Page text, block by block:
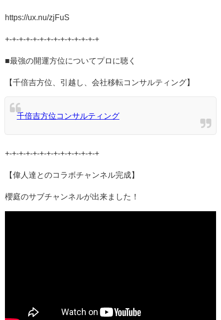
https://ux.nu/zjFuS
+-+-+-+-+-+-+-+-+-+-+-+-+-+
■最強の開運方位についてプロに聴く
【千倍吉方位、引越し、会社移転コンサルティング】
千倍吉方位コンサルティング
+-+-+-+-+-+-+-+-+-+-+-+-+-+
【偉人達とのコラボチャンネル完成】
櫻庭のサブチャンネルが出来ました！